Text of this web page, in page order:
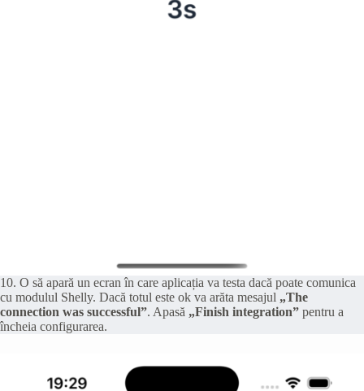
10. O să apară un ecran în care aplicația va testa dacă poate comunica
cu modulul Shelly. Dacă totul este ok va arăta mesajul „The
connection was successful”. Apasă „Finish integration” pentru a
încheia configurarea.